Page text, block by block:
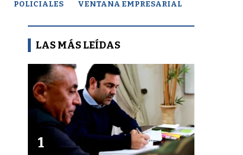
POLICIALES VENTANA EMPRESARIAL
LAS MÁS LEÍDAS
1